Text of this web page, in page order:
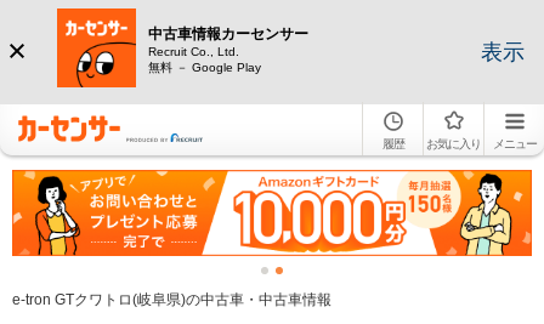
中古車情報カーセンサー
Recruit Co., Ltd.
無料 － Google Play
表示
履歴 お気に入り メニュー
e-tron GTクワトロ(岐阜県)の中古車・中古車情報